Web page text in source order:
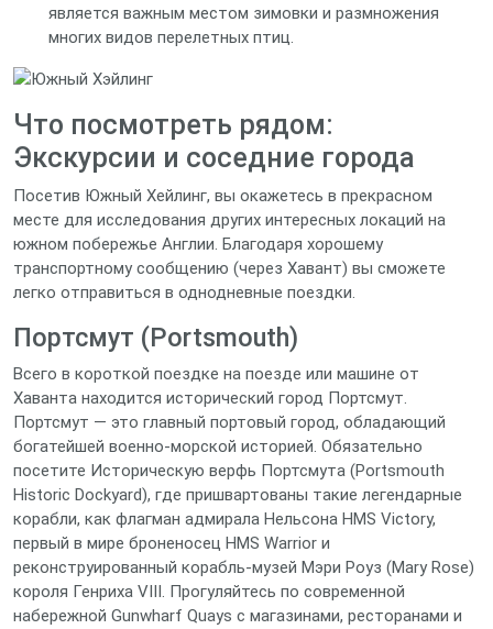
является важным местом зимовки и размножения
многих видов перелетных птиц.
Что посмотреть рядом:
Экскурсии и соседние города
Посетив Южный Хейлинг, вы окажетесь в прекрасном
месте для исследования других интересных локаций на
южном побережье Англии. Благодаря хорошему
транспортному сообщению (через Хавант) вы сможете
легко отправиться в однодневные поездки.
Портсмут (Portsmouth)
Всего в короткой поездке на поезде или машине от
Хаванта находится исторический город Портсмут.
Портсмут — это главный портовый город, обладающий
богатейшей военно-морской историей. Обязательно
посетите Историческую верфь Портсмута (Portsmouth
Historic Dockyard), где пришвартованы такие легендарные
корабли, как флагман адмирала Нельсона HMS Victory,
первый в мире броненосец HMS Warrior и
реконструированный корабль-музей Мэри Роуз (Mary Rose)
короля Генриха VIII. Прогуляйтесь по современной
набережной Gunwharf Quays с магазинами, ресторанами и